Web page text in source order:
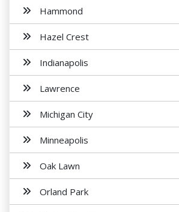
Hammond
Hazel Crest
Indianapolis
Lawrence
Michigan City
Minneapolis
Oak Lawn
Orland Park